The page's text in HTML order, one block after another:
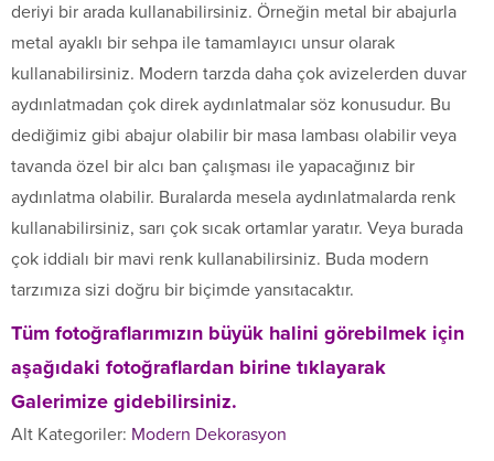
deriyi bir arada kullanabilirsiniz. Örneğin metal bir abajurla
metal ayaklı bir sehpa ile tamamlayıcı unsur olarak
kullanabilirsiniz. Modern tarzda daha çok avizelerden duvar
aydınlatmadan çok direk aydınlatmalar söz konusudur. Bu
dediğimiz gibi abajur olabilir bir masa lambası olabilir veya
tavanda özel bir alcı ban çalışması ile yapacağınız bir
aydınlatma olabilir. Buralarda mesela aydınlatmalarda renk
kullanabilirsiniz, sarı çok sıcak ortamlar yaratır. Veya burada
çok iddialı bir mavi renk kullanabilirsiniz. Buda modern
tarzımıza sizi doğru bir biçimde yansıtacaktır.
Tüm fotoğraflarımızın büyük halini görebilmek için
aşağıdaki fotoğraflardan birine tıklayarak
Galerimize gidebilirsiniz.
Alt Kategoriler: Modern Dekorasyon